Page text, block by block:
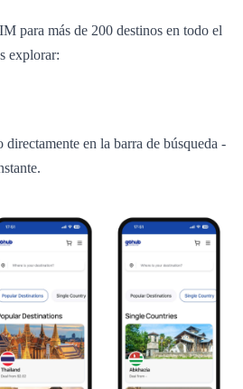
para más de 200 destinos en todo el
explorar:
en la barra de búsqueda -